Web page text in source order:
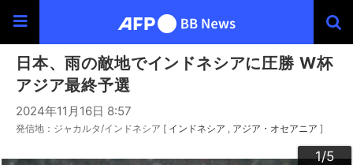
日本、雨の敵地でインドネシアに圧勝 W杯
アジア最終予選
2024年11月16日 8:57
発信地：ジャカルタ/インドネシア [ インドネシア アジア・オセアニア ]
1/5
2/5
3/5
4/5
5/5